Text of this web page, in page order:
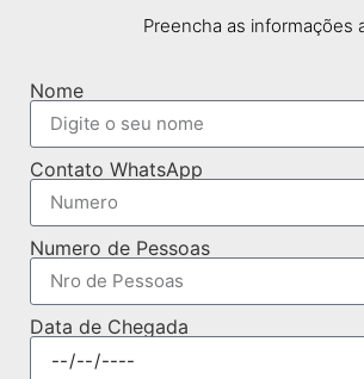
Preencha as informações
Nome
Contato WhatsApp
Numero de Pessoas
Data de Chegada